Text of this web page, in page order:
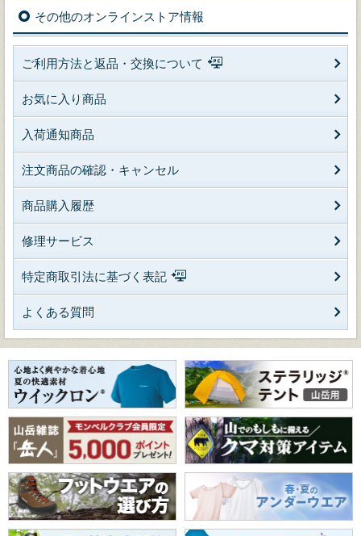
その他のオンラインストア情報
ご利用方法と返品・交換について
お気に入り商品
入荷通知商品
注文商品の確認・キャンセル
商品購入履歴
修理サービス
特定商取引法に基づく表記
よくある質問